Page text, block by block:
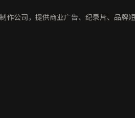
公司，提供商业广告、纪录片、品牌